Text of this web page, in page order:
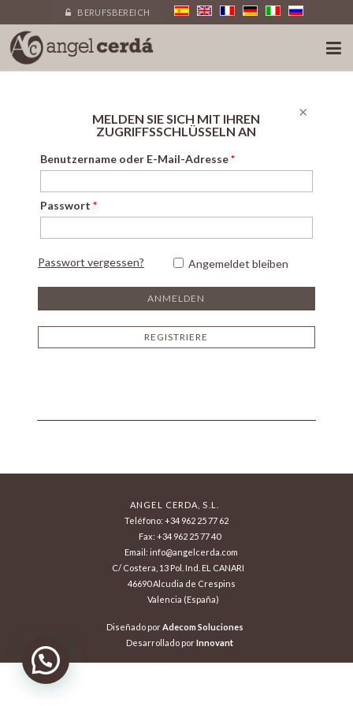
BERUFSBEREICH
MELDEN SIE SICH MIT IHREN
ZUGRIFFSSCHLÜSSELN AN
Benutzername oder E-Mail-Adresse*
Passwort *
Passwort vergessen? Angemeldet bleiben
REGISTRIERE
×
ANGEL CERDA, S.L.
Teléfono: +34 962 25 77 62
Fax: +34 962 25 77 40
Email: info@angelcerda.com
C/ Costera, 13 Pol. Ind. EL CANARI
46690 Alcudia de Crespins
Valencia (España)
Diseñado porAdecom Soluciones
Desarrollado porInnovant